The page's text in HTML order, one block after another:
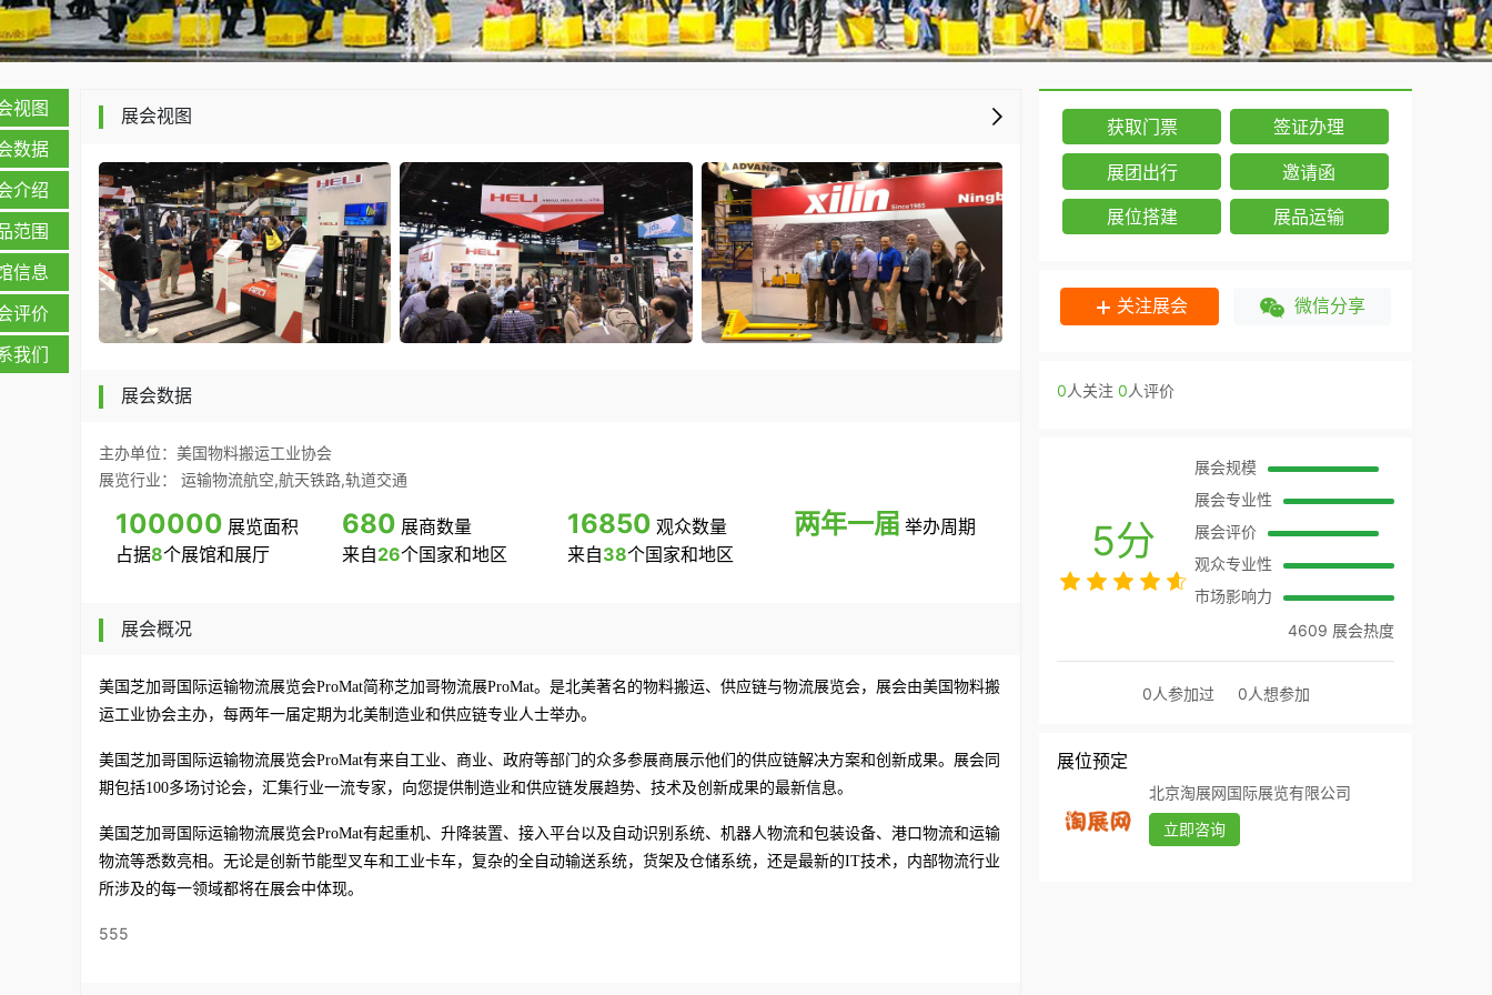
视图
数据
介绍
范围
信息
评价
我们
展会视图
展会数据
主办单位：美国物料搬运工业协会
展览行业： 运输物流航空,航天铁路,轨道交通
100000 展览面积
占据8个展馆和展厅
680 展商数量
来自26个国家和地区
16850 观众数量
来自38个国家和地区
两年一届 举办周期
展会概况
美国芝加哥 国际运输物流展览会ProMat简称芝加哥物流展ProMat。 是北美著名的物料搬运、供应链与物流展览会， 展会由美国物料搬
运工业协会主办，每两年一届定期 为北美制造业和供应链专业人士举办。
美国芝加哥 国际运输物流展览会ProMat有来自工业、商业、政府等部门的众多参展商展示他们的供应链解决方案和创新成果。 展会同
期包括100多场讨论会，汇集行业一流专家，向您提供制造业和供应链发展趋势、技术及创新成果的最新信息。
美国芝加哥 国际运输物流展览会ProMat有起重机、升降装置、接入平台以及自动识别系统、机器人物流和包装设备、港口物流和运输
物流等悉数亮相。无论是创新节能型叉车和工业卡车，复杂的全自动输送系统，货架及仓储系统，还是最新的IT技术，内部物流行业
所涉及的每一领域都将在展会中体现。
555
获取门票 签证办理
展团出行 邀请函
展位搭建 展品运输
关注展会 微信分享
0人关注 0人评价
5分
展会规模
展会专业性
展会评价
观众专业性
市场影响力
4609 展会热度
0人参加过 0人想参加
展位预定
北京淘展网国际展览有限公司
立即咨询